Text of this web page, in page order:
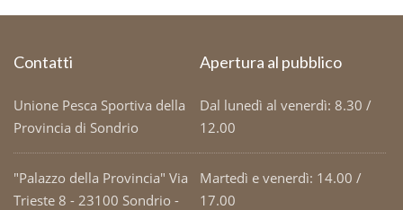
Contatti
Unione Pesca Sportiva della
Provincia di Sondrio
"Palazzo della Provincia" Via
Trieste 8 - 23100 Sondrio -
Apertura al pubblico
Dal lunedì al venerdì: 8.30 /
12.00
Martedì e venerdì: 14.00 /
17.00